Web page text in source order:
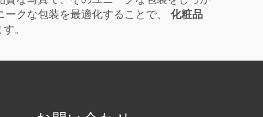
クな包装を最適化することで、 化粧品
。